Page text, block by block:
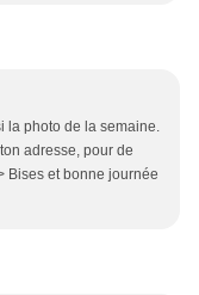
la photo de la semaine.
adresse, pour de
Bises et bonne journée